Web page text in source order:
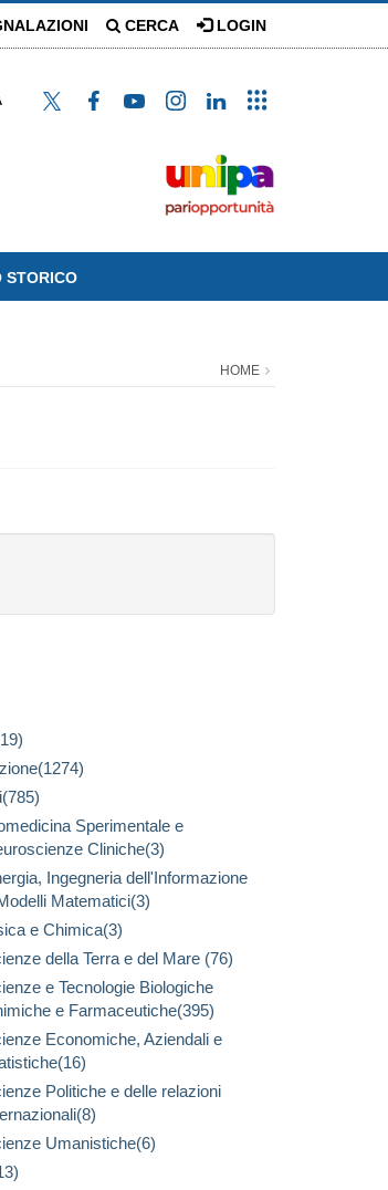
CERCA LOGIN
STORICO
HOME
Sperimentale e
Cliniche(3)
Ingegneria dell'Informazione
Matematici(3)
e Chimica(3)
della Terra e del Mare (76)
e Tecnologie Biologiche
e Farmaceutiche(395)
Economiche, Aziendali e
Politiche e delle relazioni
Umanistiche(6)